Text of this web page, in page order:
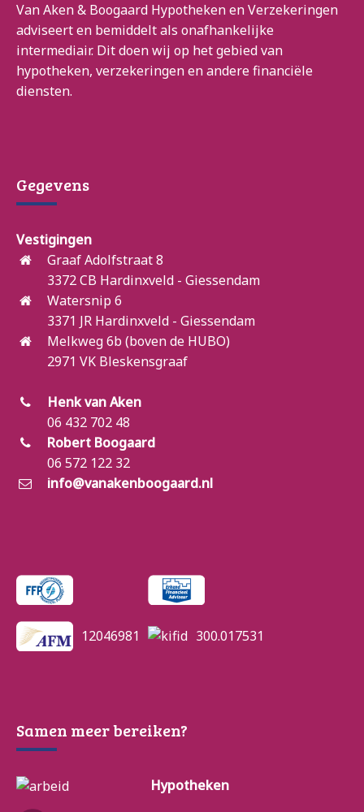
Van Aken & Boogaard Hypotheken en Verzekeringen
adviseert en bemiddelt als onafhankelijke
intermediair. Dit doen wij op het gebied van
hypotheken, verzekeringen en andere financiële
diensten.
Gegevens
Vestigingen
Graaf Adolfstraat 8
3372 CB Hardinxveld - Giessendam
Watersnip 6
3371 JR Hardinxveld - Giessendam
Melkweg 6b (boven de HUBO)
2971 VK Bleskensgraaf
Henk van Aken
06 432 702 48
Robert Boogaard
06 572 122 32
info@vanakenboogaard.nl
12046981 300.017531
Samen meer bereiken?
Hypotheken